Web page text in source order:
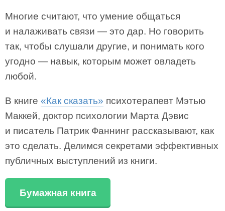
Многие считают, что умение общаться
и налаживать связи — это дар. Но говорить
так, чтобы слушали другие, и понимать кого
угодно — навык, которым может овладеть
любой.
В книге «Как сказать» психотерапевт Мэтью
Маккей, доктор психологии Марта Дэвис
и писатель Патрик Фаннинг рассказывают, как
это сделать. Делимся секретами эффективных
публичных выступлений из книги.
Бумажная книга